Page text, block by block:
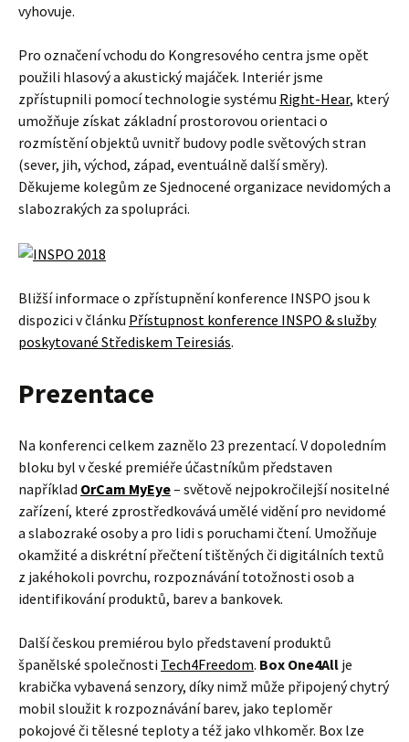
vyhovuje.
Pro označení vchodu do Kongresového centra jsme opět
použili hlasový a akustický majáček. Interiér jsme
zpřístupnili pomocí technologie systému Right-Hear, který
umožňuje získat základní prostorovou orientaci o
rozmístění objektů uvnitř budovy podle světových stran
(sever, jih, východ, západ, eventuálně další směry).
Děkujeme kolegům ze Sjednocené organizace nevidomých a
slabozrakých za spolupráci.
Bližší informace o zpřístupnění konference INSPO jsou k
dispozici v článku Přístupnost konference INSPO & služby
poskytované Střediskem Teiresiás.
Prezentace
Na konferenci celkem zaznělo 23 prezentací. V dopoledním
bloku byl v české premiéře účastníkům představen
například OrCam MyEye– světově nejpokročilejší nositelné
zařízení, které zprostředkovává umělé vidění pro nevidomé
a slabozraké osoby a pro lidi s poruchami čtení. Umožňuje
okamžité a diskrétní přečtení tištěných či digitálních textů
z jakéhokoli povrchu, rozpoznávání totožnosti osob a
identifikování produktů, barev a bankovek.
Další českou premiérou bylo představení produktů
španělské společnosti Tech4Freedom. Box One4All je
krabička vybavená senzory, díky nimž může připojený chytrý
mobil sloužit k rozpoznávání barev, jako teploměr
pokojové či tělesné teploty a též jako vlhkoměr. Box lze